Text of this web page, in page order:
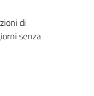
di
senza